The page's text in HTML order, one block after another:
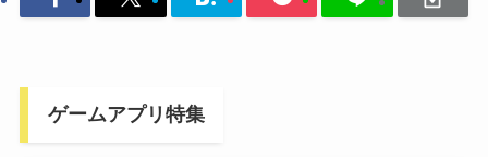
ゲームアプリ特集